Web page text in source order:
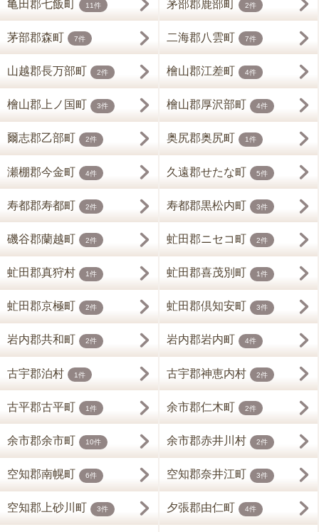
亀田郡七飯町 11件 茅部郡鹿部町 2件
茅部郡森町 7件 二海郡八雲町 7件
山越郡長万部町 2件 檜山郡江差町 4件
檜山郡上ノ国町 3件 檜山郡厚沢部町 4件
爾志郡乙部町 2件 奥尻郡奥尻町 1件
瀬棚郡今金町 4件 久遠郡せたな町 5件
寿都郡寿都町 2件 寿都郡黒松内町 3件
磯谷郡蘭越町 2件 虻田郡ニセコ町 2件
虻田郡真狩村 1件 虻田郡喜茂別町 1件
虻田郡京極町 2件 虻田郡倶知安町 3件
岩内郡共和町 2件 岩内郡岩内町 4件
古宇郡泊村 1件 古宇郡神恵内村 2件
古平郡古平町 1件 余市郡仁木町 2件
余市郡余市町 10件 余市郡赤井川村 2件
空知郡南幌町 6件 空知郡奈井江町 3件
空知郡上砂川町 3件 夕張郡由仁町 4件